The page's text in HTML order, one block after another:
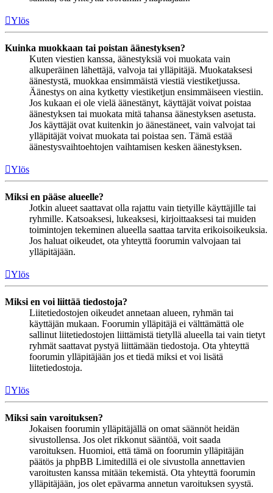
Ylös
Kuinka muokkaan tai poistan äänestyksen?
Kuten viestien kanssa, äänestyksiä voi muokata vain
alkuperäinen lähettäjä, valvoja tai ylläpitäjä. Muokataksesi
äänestystä, muokkaa ensimmäistä viestiä viestiketjussa.
Äänestys on aina kytketty viestiketjun ensimmäiseen viestiin.
Jos kukaan ei ole vielä äänestänyt, käyttäjät voivat poistaa
äänestyksen tai muokata mitä tahansa äänestyksen asetusta.
Jos käyttäjät ovat kuitenkin jo äänestäneet, vain valvojat tai
ylläpitäjät voivat muokata tai poistaa sen. Tämä estää
äänestysvaihtoehtojen vaihtamisen kesken äänestyksen.
Ylös
Miksi en pääse alueelle?
Jotkin alueet saattavat olla rajattu vain tietyille käyttäjille tai
ryhmille. Katsoaksesi, lukeaksesi, kirjoittaaksesi tai muiden
toimintojen tekeminen alueella saattaa tarvita erikoisoikeuksia.
Jos haluat oikeudet, ota yhteyttä foorumin valvojaan tai
ylläpitäjään.
Ylös
Miksi en voi liittää tiedostoja?
Liitetiedostojen oikeudet annetaan alueen, ryhmän tai
käyttäjän mukaan. Foorumin ylläpitäjä ei välttämättä ole
sallinut liitetiedostojen liittämistä tietyllä alueella tai vain tietyt
ryhmät saattavat pystyä liittämään tiedostoja. Ota yhteyttä
foorumin ylläpitäjään jos et tiedä miksi et voi lisätä
liitetiedostoja.
Ylös
Miksi sain varoituksen?
Jokaisen foorumin ylläpitäjällä on omat säännöt heidän
sivustollensa. Jos olet rikkonut sääntöä, voit saada
varoituksen. Huomioi, että tämä on foorumin ylläpitäjän
päätös ja phpBB Limitedillä ei ole sivustolla annettavien
varoitusten kanssa mitään tekemistä. Ota yhteyttä foorumin
ylläpitäjään, jos olet epävarma annetun varoituksen syystä.